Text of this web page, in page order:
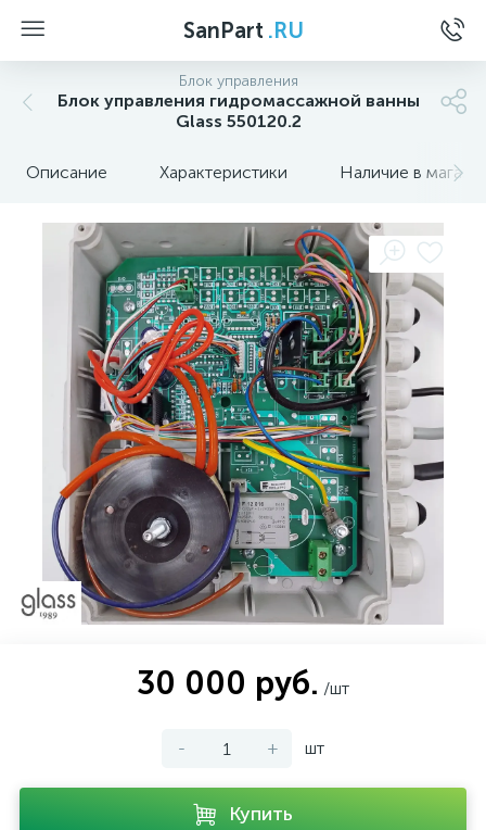
SanPart .RU
Блок управления
Блок управления гидромассажной ванны
Glass 550120.2
Описание Характеристики Наличие в
30 000 руб. /шт
- + шт
Купить